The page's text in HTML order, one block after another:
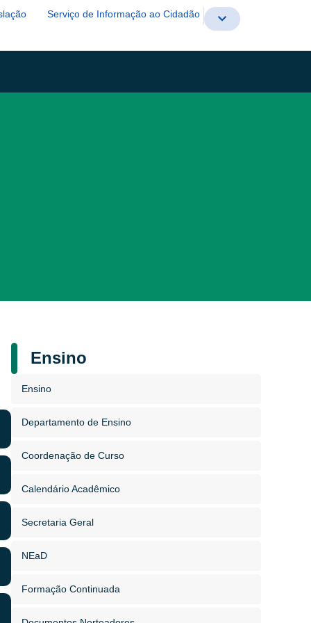
Serviço de Informação ao Cidadão
Ensino
Ensino
Departamento de Ensino
Coordenação de Curso
Calendário Acadêmico
Secretaria Geral
NEaD
Formação Continuada